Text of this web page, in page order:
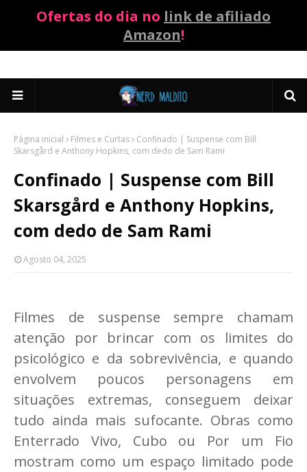
Ofertas do dia no link de afiliado
Amazon!
Página inicial Filmes e Curtas
Confinado | Suspense com Bill
Skarsgård e Anthony Hopkins, com dedo de Sam Rami
Confinado | Suspense com Bill
Skarsgård e Anthony Hopkins,
com dedo de Sam Rami
Agosto 04, 2025
Filmes de suspense sempre chamam
atenção por brincar com os limites do
psicológico e da sobrevivência, e quando
envolvem poucos personagens em
situações extremas, conseguem deixar
tudo ainda mais sufocante. Obras como
Enterrado Vivo, Cubo ou Por um Fio
mostram como um espaço limitado pode